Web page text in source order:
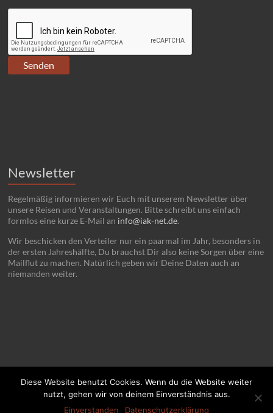
Newsletter
Regelmäßig informieren wir Euch mit unserem Newsletter über
unsere Reisen und Veranstaltungen. Bitte schreibt uns einfach
formlos eine kurze E-Mail an info@iak-net.de.
Wir beschicken den Verteiler nur ein paarmal im Jahr, besonders in
der ersten Jahreshälfte, Du brauchst Dir also keine Sorgen über eine
Mailflut zu machen. Natürlich geben wir Deine Daten auch an
niemanden weiter.
Copyright © 2026 IAK. Politisch Reisen. Home Kontakt
Diese Website benutzt Cookies. Wenn du die Website weiter
nutzt, gehen wir von deinem Einverständnis aus.
Einverstanden
Datenschutzerklärung